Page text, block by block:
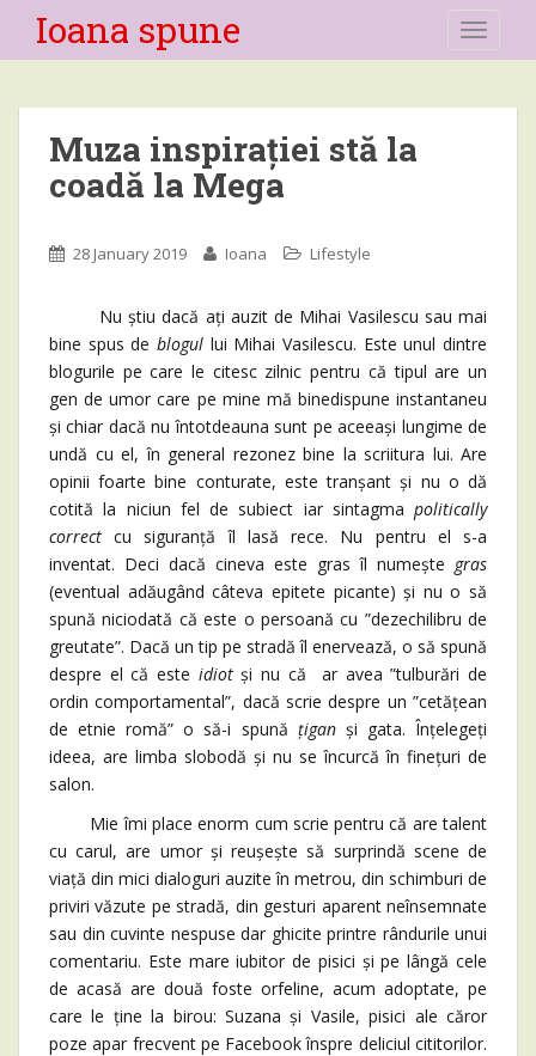
Ioana spune
Muza inspirației stă la
coadă la Mega
28 January 2019 Ioana Lifestyle
Nu știu dacă ați auzit de Mihai Vasilescu sau mai
bine spus de blogul lui Mihai Vasilescu. Este unul dintre
blogurile pe care le citesc zilnic pentru că tipul are un
gen de umor care pe mine mă binedispune instantaneu
și chiar dacă nu întotdeauna sunt pe aceeași lungime de
undă cu el, în general rezonez bine la scriitura lui. Are
opinii foarte bine conturate, este tranșant și nu o dă
cotită la niciun fel de subiect iar sintagma politically
correct cu siguranță îl lasă rece. Nu pentru el s-a
inventat. Deci dacă cineva este gras îl numește gras
(eventual adăugând câteva epitete picante) și nu o să
spună niciodată că este o persoană cu ”dezechilibru de
greutate”. Dacă un tip pe stradă îl enervează, o să spună
despre el că este idiotși nu că ar avea ”tulburări de
ordin comportamental”, dacă scrie despre un ”cetățean
de etnie romă” o să-i spună țiganși gata. Înțelegeți
ideea, are limba slobodă și nu se încurcă în finețuri de
salon.
Mie îmi place enorm cum scrie pentru că are talent
cu carul, are umor și reușește să surprindă scene de
viață din mici dialoguri auzite în metrou, din schimburi de
priviri văzute pe stradă, din gesturi aparent neînsemnate
sau din cuvinte nespuse dar ghicite printre rândurile unui
comentariu. Este mare iubitor de pisici și pe lângă cele
de acasă are două foste orfeline, acum adoptate, pe
care le ține la birou: Suzana și Vasile, pisici ale căror
poze apar frecvent pe Facebook înspre deliciul cititorilor.